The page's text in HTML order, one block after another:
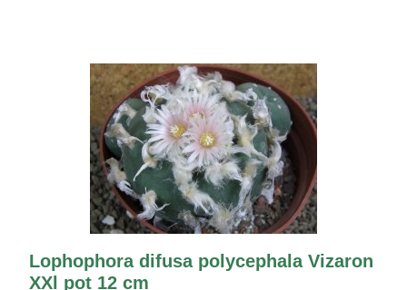
Lophophora difusa polycephala Vizaron
XXl pot 12 cm